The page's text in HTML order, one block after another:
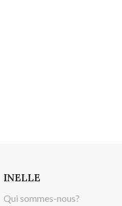
INELLE
Qui sommes-nous?